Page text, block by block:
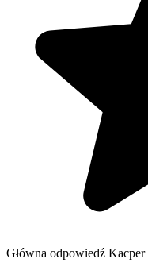
Główna odpowiedź Kacper